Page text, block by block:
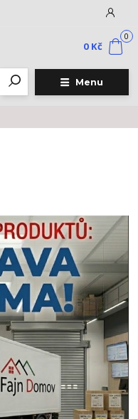
Menu
0
0 Kč